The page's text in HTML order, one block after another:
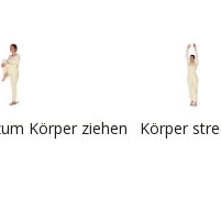
Körper ziehen Körper